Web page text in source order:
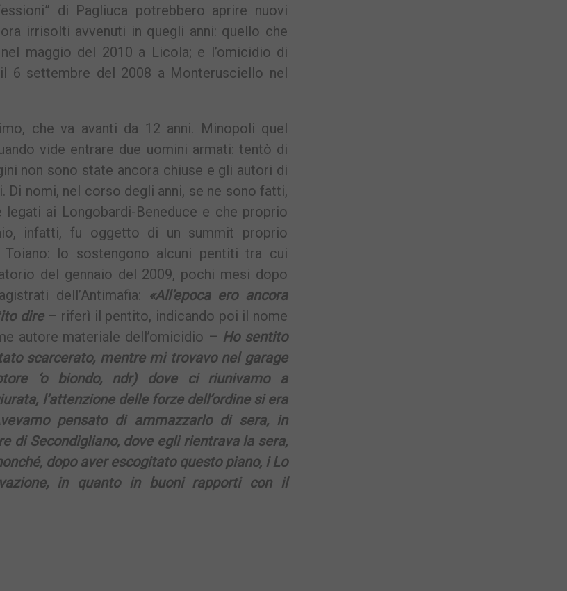
di Pagliuca potrebbero aprire nuovi
irrisolti avvenuti in quegli anni: quello che
maggio del 2010 a Licola; e l’omicidio di
6 settembre del 2008 a Monterusciello nel
che va avanti da 12 anni. Minopoli quel
vide entrare due uomini armati: tentò di
non sono state ancora chiuse e gli autori di
Di nomi, nel corso degli anni, se ne sono fatti,
ai Longobardi-Beneduce e che proprio
infatti, fu oggetto di un summit proprio
Toiano: lo sostengono alcuni pentiti tra cui
del gennaio del 2009, pochi mesi dopo
dell’Antimafia: «All’epoca ero ancora
dire– riferì il pentito, indicando poi il nome
autore materiale dell’omicidio – Ho sentito
scarcerato, mentre mi trovavo nel garage
‘o biondo, ndr) dove ci riunivamo a
l’attenzione delle forze dell’ordine si era
pensato di ammazzarlo di sera, in
di Secondigliano, dove egli rientrava la sera,
dopo aver escogitato questo piano, i Lo
in quanto in buoni rapporti con il